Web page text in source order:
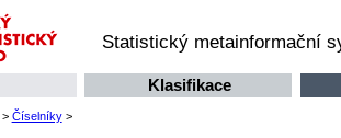
Statistický metainformační
Klasifikace
Číselníky>